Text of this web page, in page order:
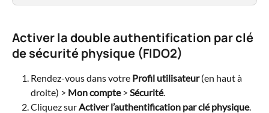
Activer la double authentification par clé
de sécurité physique (FIDO2)
Rendez-vous dans votre Profil utilisateur (en haut à
droite) > Mon compte > Sécurité.
Cliquez sur Activer l’authentification par clé physique.